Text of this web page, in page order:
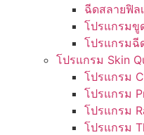
ฉีดสลายฟิล
โปรแกรมขู
โปรแกรมฉี
โปรแกรม Skin
โปรแกรม
โปรแกรม
โปรแกรม
โปรแกรม